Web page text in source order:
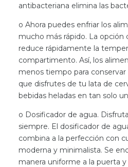
antibacteriana elimina las
o Ahora puedes enfriar los
mucho más rápido. La opción
reduce rápidamente la
compartimento. Así, los
menos tiempo para conservar
que disfrutes de tu lata de
bebidas heladas en tan solo
o Dosificador de agua.
siempre. El dosificador de
combina a la perfección con
moderna y minimalista. Se
manera uniforme a la puerta